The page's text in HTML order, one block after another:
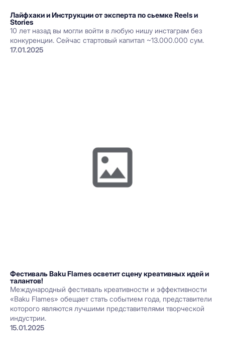
Лайфхаки и Инструкции от эксперта по сьемке Reels и
Stories
10 лет назад вы могли войти в любую нишу инстаграм без
конкуренции. Сейчас стартовый капитал ~13.000.000 сум.
17.01.2025
Фестиваль Baku Flames осветит сцену креативных идей и
талантов!
Международный фестиваль креативности и эффективности
«Baku Flames» обещает стать событием года, представители
которого являются лучшими представителями творческой
индустрии.
15.01.2025